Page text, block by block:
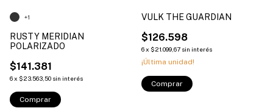
RUSTY MERIDIAN
POLARIZADO
$141.381
6x $23.563,50 sin interés
+1
Comprar
VULK THE GUARDIAN
$126.598
6x $21.099,67 sin interés
¡Última unidad!
Comprar